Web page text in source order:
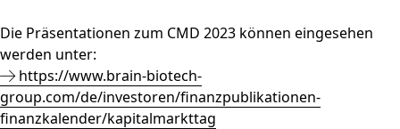
Die Präsentationen zum CMD 2023 können eingesehen
werden unter:
https://www.brain-biotech-
group.com/de/investoren/finanzpublikationen-
finanzkalender/kapitalmarkttag